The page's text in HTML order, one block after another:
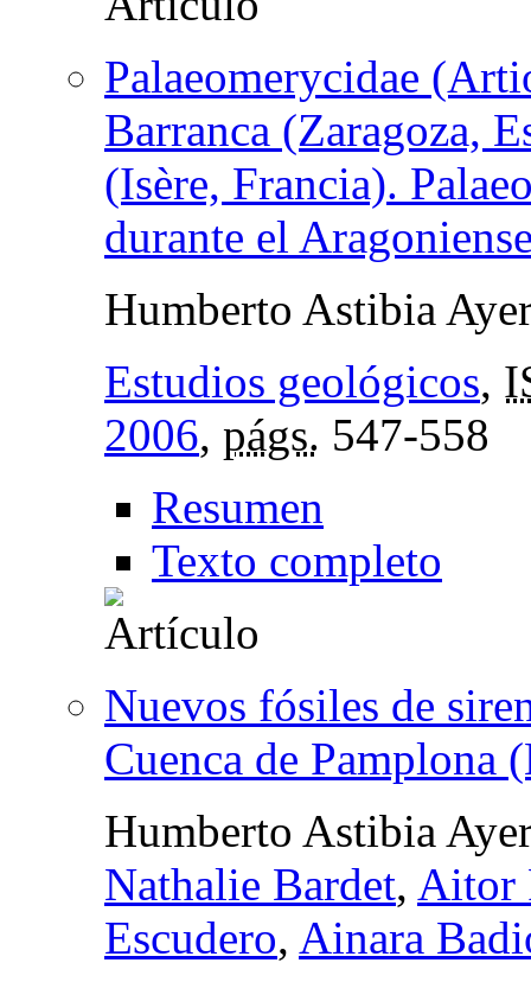
Palaeomerycidae
Barranca (Zaragoza,
(Isère, Francia).
durante el
Humberto Astibia
Estudios geológicos,
2006, págs. 547-558
Resumen
Texto completo
Nuevos fósiles de
Cuenca de Pamplona
Humberto Astibia
Nathalie Bardet, Aitor
Escudero, Ainara